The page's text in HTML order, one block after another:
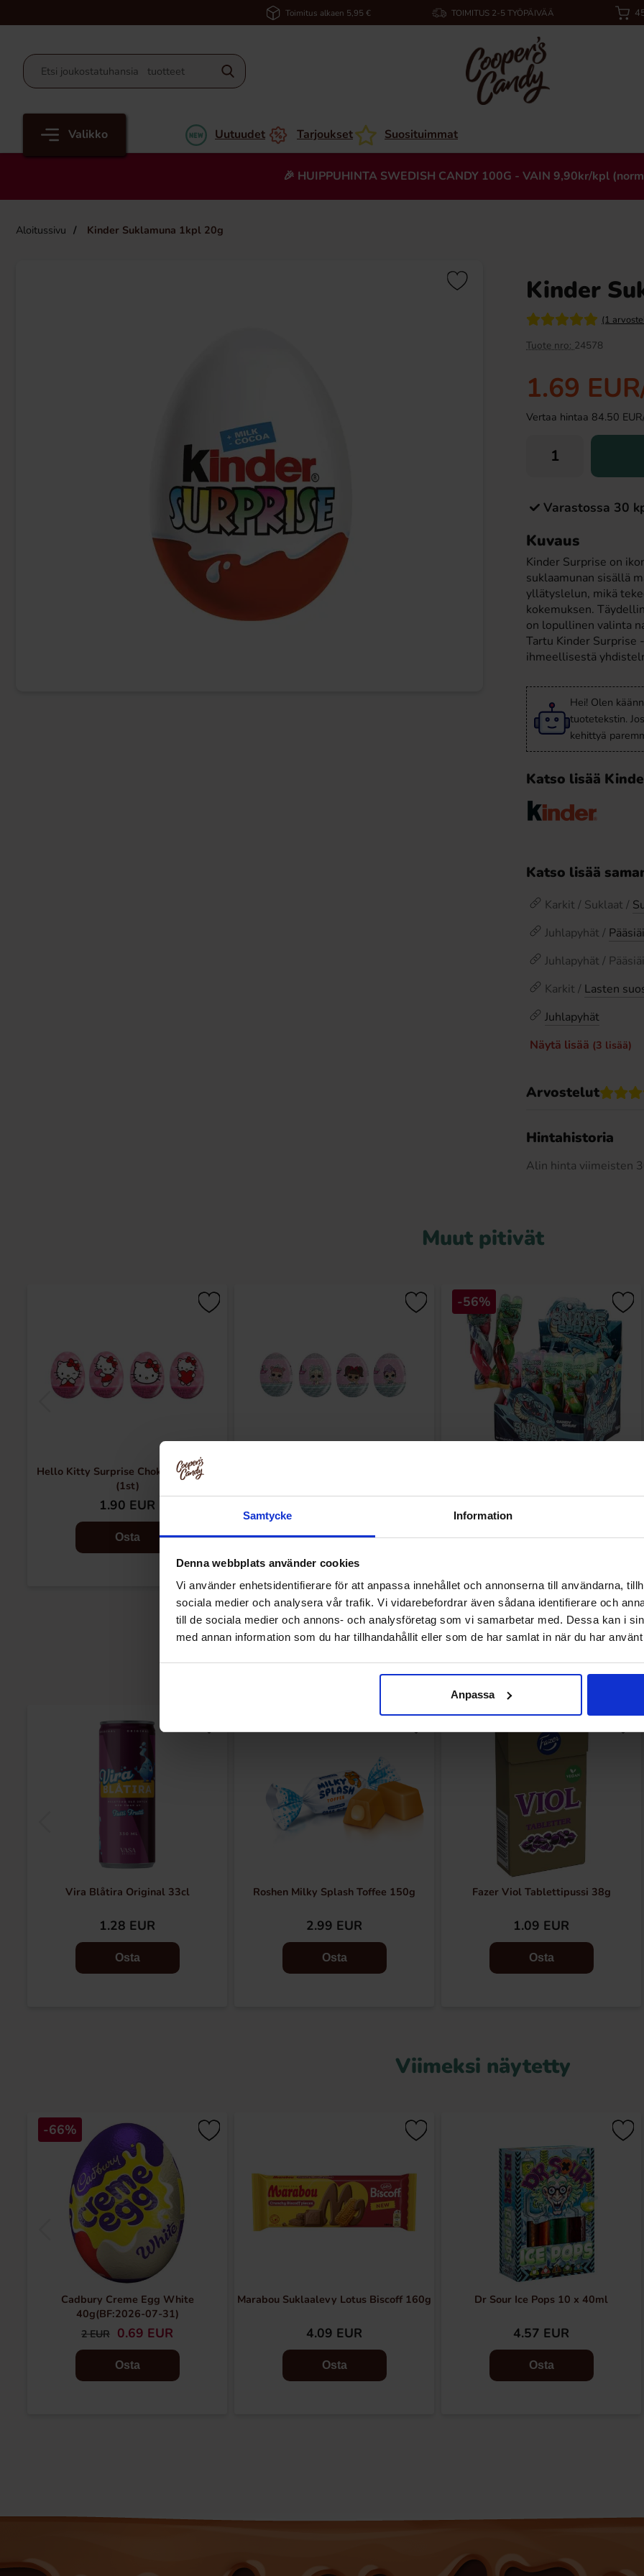
Samtycke Information
Denna webbplats använder cookies
Vi använder enhetsidentifierare för att anpassa innehållet och annonserna till användarna,
sociala medier och analysera vår trafik. Vi vidarebefordrar även sådana identifierare och
till de sociala medier och annons- och analysföretag som vi samarbetar med. Dessa kan i
med annan information som du har tillhandahållit eller som de har samlat in när du har
Anpassa
Toimitus alkaen 5,95 € TOIMITUS 2-5 TYÖPÄIVÄÄ
Valikko Uutuudet Tarjoukset Suosituimmat
🎉 HUIPPUHINTA SWEDISH CANDY 100G - VAIN 9,90kr/kpl
Aloitussivu Kinder Suklamuna 1kpl 20g
Fanta Crimson Cherry 50cl Ramlösa Kirsikka 33cl
1.19 EUR
Osta
med bröd 150g
3.29 EUR
Kinder
(1
Tuote nro: 24578
1.69 EUR
Vertaa hintaa 84.50
Varastossa 30
Kuvaus
Kinder Surprise on
suklaamunan sisällä
yllätyslelun, mikä
kokemuksen. Täydellinen lapsille ja lapsenmielisille aikuisille, Kinder Surprise
on lopullinen valinta
Tartu Kinder Surprise
ihmeellisestä
Hei! Olen
tuotetekstin.
kehittyä
Katso lisää
Katso lisää
Karkit / Suklaat /
Juhlapyhät /
Juhlapyhät /
Karkit / Lasten
Juhlapyhät
Näytä lisää (3 lisää)
Arvostelut
Hintahistoria
Alin hinta viimeisten
Muut pitivät
Hello Kitty Surprise Chokladägg 20g
(1st)
1.90 EUR
Osta Osta
-56%
Osta
Muutkin ostivat
Vira Blåtira Original 33cl
1.28 EUR
Osta
Roshen Milky Splash Toffee 150g
2.99 EUR
Osta
Fazer Viol Tablettipussi 38g
1.09 EUR
Osta
Viimeksi näytetty
-66%
Cadbury Creme Egg White
40g(BF:2026-07-31)
2 EUR 0.69 EUR
Osta
Marabou Suklaalevy Lotus Biscoff 160g
4.09 EUR
Osta
Dr Sour Ice Pops 10 x 40ml
4.57 EUR
Osta